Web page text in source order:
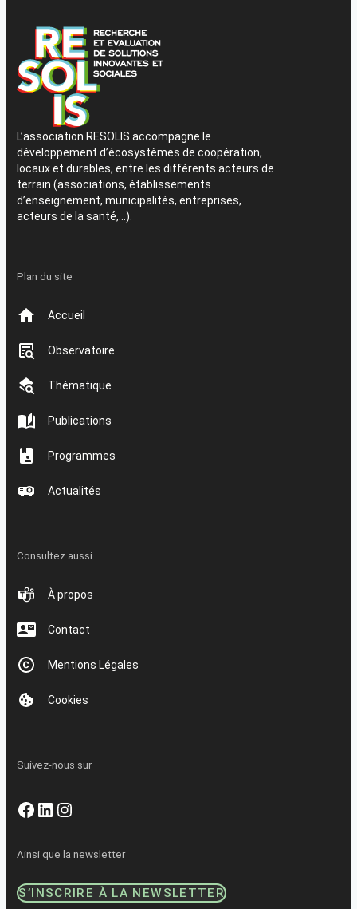
L’association RESOLIS accompagne le
développement d’écosystèmes de coopération,
locaux et durables, entre les différents acteurs de
terrain (associations, établissements
d’enseignement, municipalités, entreprises,
acteurs de la santé,…).
Plan du site
Accueil
Observatoire
Thématique
Publications
Programmes
Actualités
Consultez aussi
À propos
Contact
Mentions Légales
Cookies
Suivez-nous sur
Facebook
LinkedIn
Instagram
Ainsi que la newsletter
S’INSCRIRE À LA NEWSLETTER